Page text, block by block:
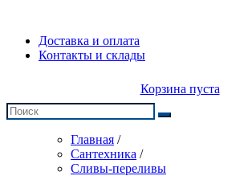
Доставка и оплата
Контакты и склады
Корзина пуста
Главная /
Сантехника /
Сливы-переливы